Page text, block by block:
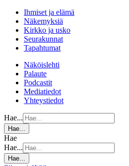
Ihmiset ja elämä
Näkemyksiä
Kirkko ja usko
Seurakunnat
Tapahtumat
Näköislehti
Palaute
Podcastit
Mediatiedot
Yhteystiedot
Hae...
Hae...
Hae
Hae...
Hae...